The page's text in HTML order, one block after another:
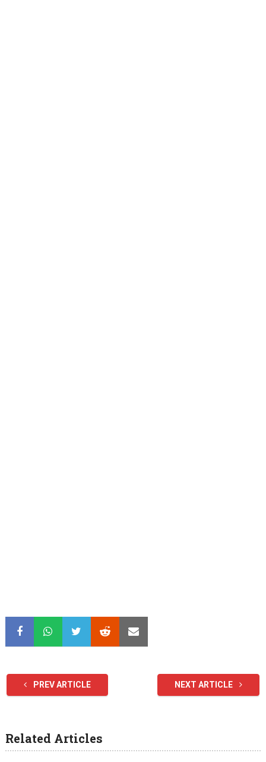
PREV ARTICLE NEXT ARTICLE
Related Articles